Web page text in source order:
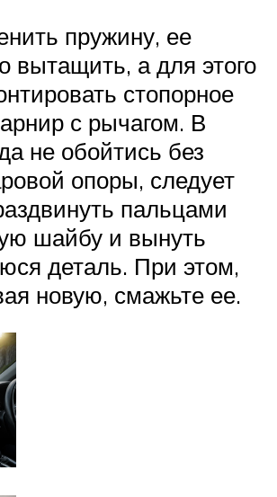
пружину, ее
вытащить, а для этого
стопорное
с рычагом. В
не обойтись без
опоры, следует
пальцами
шайбу и вынуть
деталь. При этом,
новую, смажьте ее.